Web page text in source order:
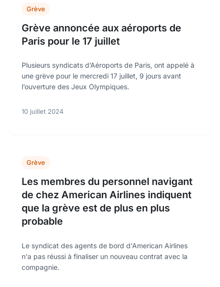
Grève
Grève annoncée aux aéroports de
Paris pour le 17 juillet
Plusieurs syndicats d’Aéroports de Paris, ont appelé à
une grève pour le mercredi 17 juillet, 9 jours avant
l’ouverture des Jeux Olympiques.
10 juillet 2024
Grève
Les membres du personnel navigant
de chez American Airlines indiquent
que la grève est de plus en plus
probable
Le syndicat des agents de bord d'American Airlines
n'a pas réussi à finaliser un nouveau contrat avec la
compagnie.